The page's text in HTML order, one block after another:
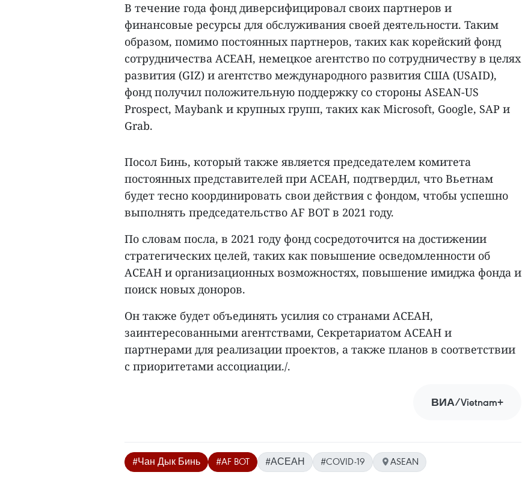
В течение года фонд диверсифицировал своих партнеров и
финансовые ресурсы для обслуживания своей деятельности. Таким
образом, помимо постоянных партнеров, таких как корейский фонд
сотрудничества АСЕАН, немецкое агентство по сотрудничеству в целях
развития (GIZ) и агентство международного развития США (USAID),
фонд получил положительную поддержку со стороны ASEAN-US
Prospect, Maybank и крупных групп, таких как Microsoft, Google, SAP и
Grab.
Посол Бинь, который также является председателем комитета
постоянных представителей при АСЕАН, подтвердил, что Вьетнам
будет тесно координировать свои действия с фондом, чтобы успешно
выполнять председательство AF BOT в 2021 году.
По словам посла, в 2021 году фонд сосредоточится на достижении
стратегических целей, таких как повышение осведомленности об
АСЕАН и организационных возможностях, повышение имиджа фонда и
поиск новых доноров.
Он также будет объединять усилия со странами АСЕАН,
заинтересованными агентствами, Секретариатом АСЕАН и
партнерами для реализации проектов, а также планов в соответствии
с приоритетами ассоциации./.
ВИА/Vietnam+
#Чан Дык Бинь #AF BOT #АСЕАН #COVID-19 ASEAN